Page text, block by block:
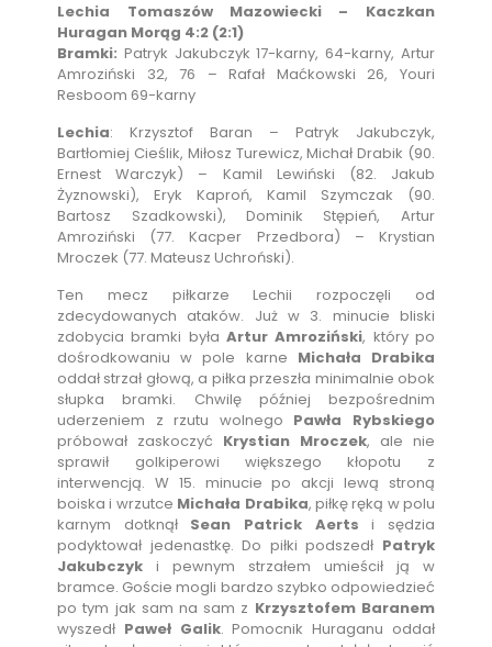
Lechia Tomaszów Mazowiecki – Kaczkan
Huragan Morąg 4:2 (2:1)
Bramki: Patryk Jakubczyk 17-karny, 64-karny, Artur
Amroziński 32, 76 – Rafał Maćkowski 26, Youri
Resboom 69-karny
Lechia: Krzysztof Baran – Patryk Jakubczyk,
Bartłomiej Cieślik, Miłosz Turewicz, Michał Drabik (90.
Ernest Warczyk) – Kamil Lewiński (82. Jakub
Żyznowski), Eryk Kaproń, Kamil Szymczak (90.
Bartosz Szadkowski), Dominik Stępień, Artur
Amroziński (77. Kacper Przedbora) – Krystian
Mroczek (77. Mateusz Uchroński).
Ten mecz piłkarze Lechii rozpoczęli od
zdecydowanych ataków. Już w 3. minucie bliski
zdobycia bramki była Artur Amroziński, który po
dośrodkowaniu w pole karne Michała Drabika
oddał strzał głową, a piłka przeszła minimalnie obok
słupka bramki. Chwilę później bezpośrednim
uderzeniem z rzutu wolnego Pawła Rybskiego
próbował zaskoczyć Krystian Mroczek, ale nie
sprawił golkiperowi większego kłopotu z
interwencją. W 15. minucie po akcji lewą stroną
boiska i wrzutce Michała Drabika, piłkę ręką w polu
karnym dotknął Sean Patrick Aerts i sędzia
podyktował jedenastkę. Do piłki podszedł Patryk
Jakubczyk i pewnym strzałem umieścił ją w
bramce. Goście mogli bardzo szybko odpowiedzieć
po tym jak sam na sam z Krzysztofem Baranem
wyszedł Paweł Galik. Pomocnik Huraganu oddał